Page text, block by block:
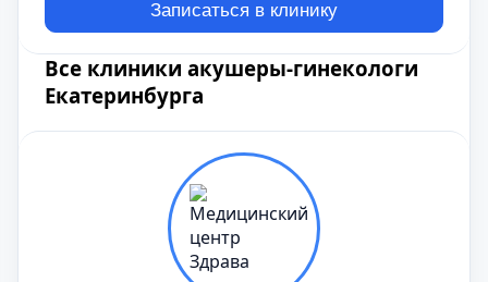
Записаться в клинику
Все клиники акушеры-гинекологи
Екатеринбурга